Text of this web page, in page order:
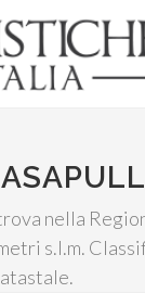
nella
s.l.m.